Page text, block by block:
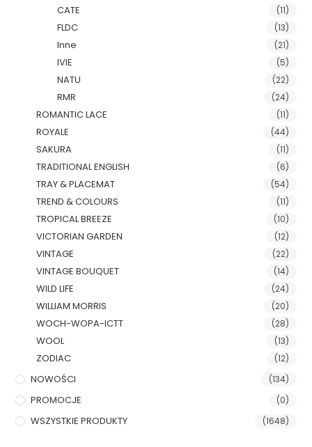
CATE (11)
FLDC (13)
Inne (21)
IVIE (5)
NATU (22)
RMR (24)
ROMANTIC LACE (11)
ROYALE (44)
SAKURA (11)
TRADITIONAL ENGLISH (6)
TRAY & PLACEMAT (54)
TREND & COLOURS (11)
TROPICAL BREEZE (10)
VICTORIAN GARDEN (12)
VINTAGE (22)
VINTAGE BOUQUET (14)
WILD LIFE (24)
WILLIAM MORRIS (20)
WOCH-WOPA-ICTT (28)
WOOL (13)
ZODIAC (12)
NOWOŚCI (134)
PROMOCJE (0)
WSZYSTKIE PRODUKTY (1648)